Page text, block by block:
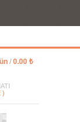
/ 0.00 ₺
)